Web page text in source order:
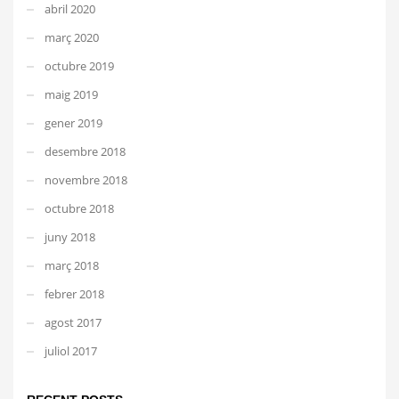
abril 2020
març 2020
octubre 2019
maig 2019
gener 2019
desembre 2018
novembre 2018
octubre 2018
juny 2018
març 2018
febrer 2018
agost 2017
juliol 2017